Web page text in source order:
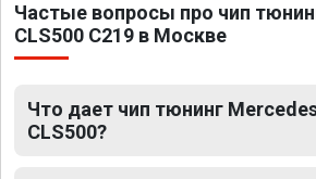
Частые вопросы про чип
CLS500 C219 в Москве
Что дает чип тюнинг
CLS500?